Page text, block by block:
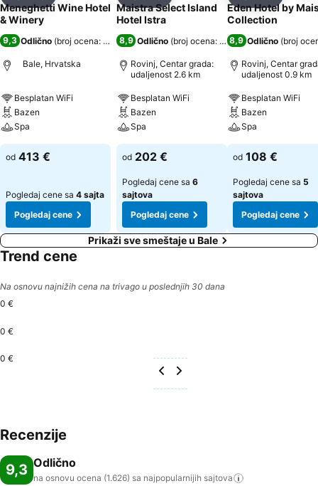
Meneghetti Wine Hotel
& Winery
9,3 Odlično (broj ocena: 1.626)
Bale, Hrvatska
Besplatan WiFi
Bazen
Spa
od 413 €
Pogledaj cene sa 4 sajta
Pogledaj cene
Maistra Select Island
Hotel Istra
8,9 Odlično (broj ocena: 6.615)
Rovinj, Centar grada:
udaljenost 2.6 km
Besplatan WiFi
Bazen
Spa
od 202 €
Pogledaj cene sa 6
sajtova
Pogledaj cene
Eden Hotel by
Collection
8,9 Odlično (broj
Rovinj, Centar
udaljenost 0.9 km
Besplatan WiFi
Bazen
Spa
od 108 €
Pogledaj cene sa 5
sajtova
Pogledaj cene
Prikaži sve smeštaje u Bale
Trend cene
Na osnovu najnižih cena na trivago u poslednjih 30 dana
0 €
0 €
0 €
Recenzije
9,3 Odlično
na osnovu ocena (1.626) sa najpopularnijih sajtova